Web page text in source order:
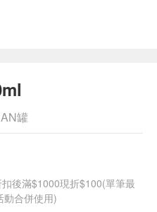
罐
後滿$1000現折$100(單筆最
動合併使用)